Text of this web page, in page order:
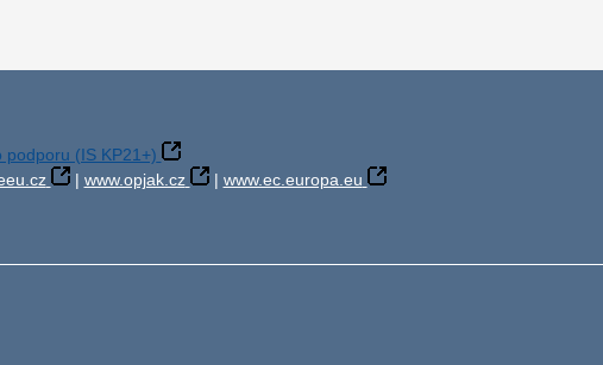
(IS KP21+)
| www.opjak.cz | www.ec.europa.eu